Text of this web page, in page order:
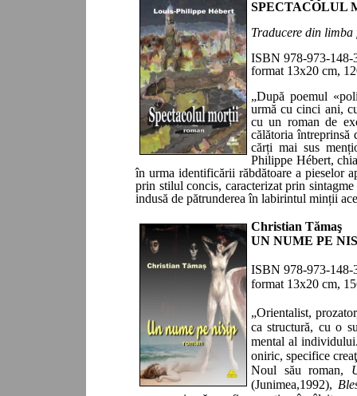
SPECTACOLUL
Traducere din limba
ISBN 978-973-148-
format 13x20 cm, 1
„După poemul
urmă cu cinci ani,
cu un roman de
călătoria
cărți mai sus
Philippe Hébert,
în urma identificării răbdătoare a pieselor
prin stilul concis, caracterizat prin
indusă de pătrunderea în labirintul minții
Christian Tămaş
UN NUME PE
ISBN 978-973-148-
format 13x20 cm,
„Orientalist,
ca structură, cu o
mental al
oniric, specifice
Noul său roman,
(Junimea,1992),